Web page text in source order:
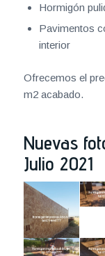
Hormigón
Pavimentos
interior
Ofrecemos el
m2 acabado.
Nuevas
Julio 2021